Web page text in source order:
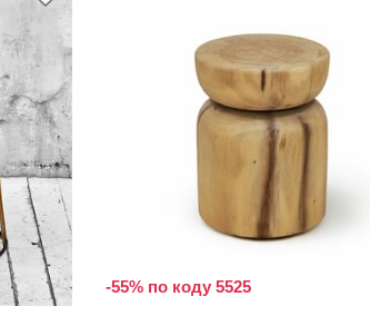
-55% по коду 5525